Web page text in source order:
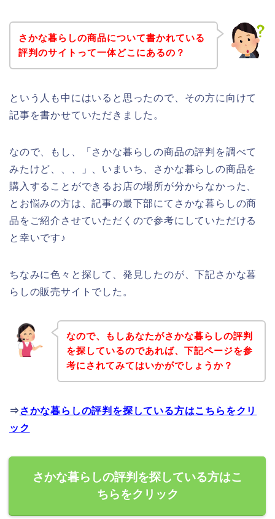
さかな暮らしの商品について書かれている
評判のサイトって一体どこにあるの？
という人も中にはいると思ったので、その方に向けて
記事を書かせていただきました。
なので、もし、「さかな暮らしの商品の評判を調べて
みたけど、、、」、いまいち、さかな暮らしの商品を
購入することができるお店の場所が分からなかった、
とお悩みの方は、記事の最下部にてさかな暮らしの商
品をご紹介させていただくので参考にしていただける
と幸いです♪
ちなみに色々と探して、発見したのが、下記さかな暮
らしの販売サイトでした。
なので、もしあなたがさかな暮らしの評判
を探しているのであれば、下記ページを参
考にされてみてはいかがでしょうか？
⇒ さかな暮らしの評判を探している方はこちらをクリ
ック
さかな暮らしの評判を探している方はこ
ちらをクリック